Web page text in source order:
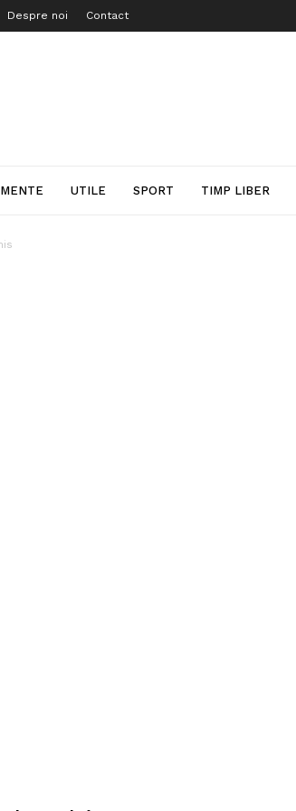
Despre noi Contact
UTILE SPORT TIMP LIBER